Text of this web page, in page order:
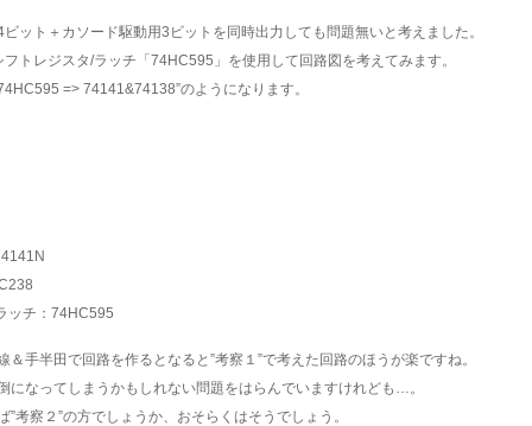
ット＋カソード駆動用3ビットを同時出力しても問題無いと考えました。
トレジスタ/ラッチ「74HC595」を使用して回路図を考えてみます。
=> 74141&74138”のようになります。
ッチ：74HC595
手半田で回路を作るとなると”考察１”で考えた回路のほうが楽ですね。
になってしまうかもしれない問題をはらんでいますけれども…。
考察２”の方でしょうか、おそらくはそうでしょう。